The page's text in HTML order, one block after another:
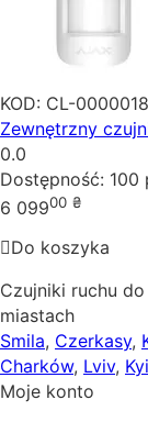
KOD: CL-0000018
Zewnętrzny
0.0
Dostępność: 100
6 09900 ₴
Do koszyka
Czujniki ruchu
miastach
Smila, Czerkasy,
Charków, Lviv,
Moje konto